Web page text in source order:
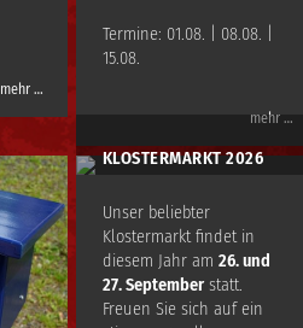
mehr …
Termine: 01.08. | 08.08. |
15.08.
mehr …
KLOSTERMARKT 2026
Unser beliebter
Klostermarkt findet in
diesem Jahr am 26. und
27. Septemberstatt.
Freuen Sie sich auf ein